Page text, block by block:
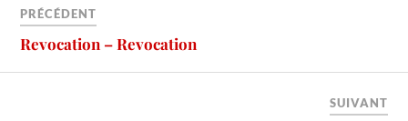
PRÉCÉDENT
Revocation – Revocation
SUIVANT